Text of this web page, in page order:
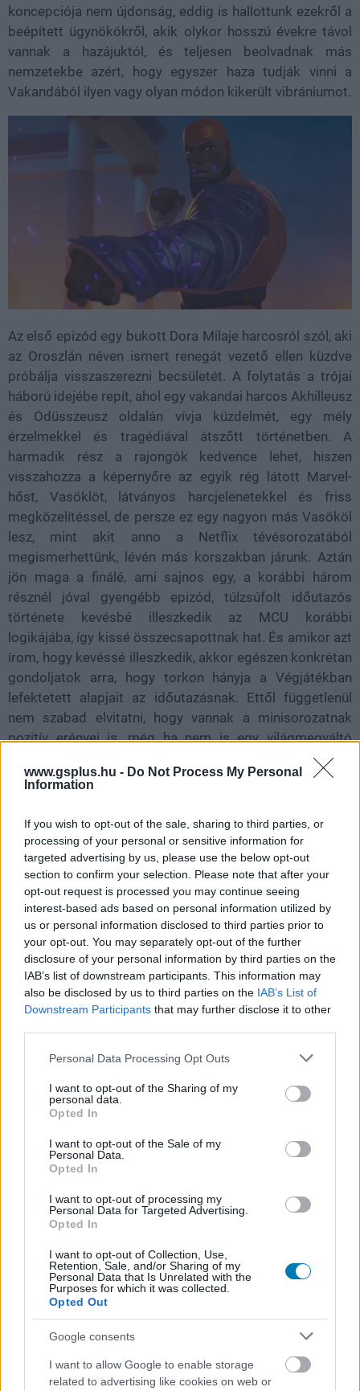
www.gsplus.hu - Do Not Process My Personal
Information
If you wish to opt-out of the sale, sharing to third parties, or
processing of your personal or sensitive information for
targeted advertising by us, please use the below opt-out
section to confirm your selection. Please note that after your
opt-out request is processed you may continue seeing
interest-based ads based on personal information utilized by
us or personal information disclosed to third parties prior to
your opt-out. You may separately opt-out of the further
disclosure of your personal information by third parties on the
IAB’s list of downstream participants. This information may
also be disclosed by us to third parties on the IAB’s List of
Downstream Participants that may further disclose it to other
Please note that this website/app uses one or more Google
not limited to your visit or usage behaviour. You may click to
grant or deny consent to Google and its third-party tags to
use your data for below specified purposes in below Google
consent section.
Personal Data Processing Opt Outs
I want to opt-out of the Sharing of my
personal data.
Opted In
I want to opt-out of the Sale of my
Personal Data.
Opted In
I want to opt-out of processing my
Personal Data for Targeted Advertising.
Opted In
I want to opt-out of Collection, Use,
Retention, Sale, and/or Sharing of my
Personal Data that Is Unrelated with the
Purposes for which it was collected.
Opted Out
Google consents
I want to allow Google to enable storage
related to advertising like cookies on web or
koncepciója nem újdonság, eddig is hallottunk ezekről a
beépített ügynökökről, akik olykor hosszú évekre távol
vannak a hazájuktól, és teljesen beolvadnak más
nemzetekbe azért, hogy egyszer haza tudják vinni a
Vakandából ilyen vagy olyan módon kikerült vibrániumot.
Az első epizód egy bukott Dora Milaje harcosról szól, aki
az Oroszlán néven ismert renegát vezető ellen küzdve
próbálja visszaszerezni becsületét. A folytatás a trójai
háború idejébe repít, ahol egy vakandai harcos Akhilleusz
és Odüsszeusz oldalán vívja küzdelmét, egy mély
érzelmekkel és tragédiával átszőtt történetben. A
harmadik rész a rajongók kedvence lehet, hiszen
visszahozza a képernyőre az egyik rég látott Marvel-
hőst, Vasöklöt, látványos harcjelenetekkel és friss
megközelítéssel, de persze ez egy nagyon más Vasököl
lesz, mint akit anno a Netflix tévésorozatából
megismerhettünk, lévén más korszakban járunk. Aztán
jön maga a finálé, ami sajnos egy, a korábbi három
résznél jóval gyengébb epizód, túlzsúfolt időutazós
története kevésbé illeszkedik az MCU korábbi
logikájába, így kissé összecsapottnak hat. És amikor azt
írom, hogy kevéssé illeszkedik, akkor egészen konkrétan
gondoljatok arra, hogy torkon hányja a Végjátékban
lefektetett alapjait az időutazásnak. Ettől függetlenül
nem szabad elvitatni, hogy vannak a minisorozatnak
pozitív erényei is, még ha nem is egy világmegváltó
A Wakanda szemei ereje éppen abban rejlik, hogy kisebb
ügyesen) gazdagítja a Marvel világát. Nem próbálja
erőltetetten összekapcsolni az epizódokat, hanem apró
részletekkel, vagy épp korábbról visszatérő ereklyékkel
és szereplőkkel teremti meg az egységet. A sorozat
rövidsége ugyanakkor érezhetően visszafogja a kreatív
kibontakozást. Négy rész kevés ahhoz, hogy kialakuljon
egy következetes hangvétel, vagy igazán mélyen feltárja
a Hatut Zeraze történetét. Így az első évad inkább
ízelítőnek tűnik, mint kerek, összefüggő évadnak.
Nem akarsz lemaradni semmiről?
Rengeteg hír és cikk vár rád, lehet, hogy éppen nem
jön szembe GSO-n vagy a social médiában. Segítünk,
hogy naprakész maradj, kiválogatjuk neked a
legjobbakat, iratkozz fel hírlevelünkre!
Kijelentem, hogy azadatkezelési nyilatkozattartalmát
megismertem és azt elfogadom.